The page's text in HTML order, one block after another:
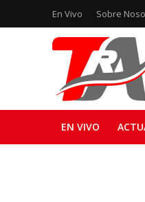
En Vivo Sobre
EN VIVO